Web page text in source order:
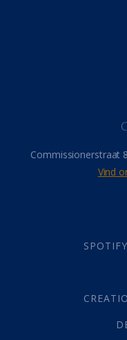
Gebed
God(392)
Commissionerstraat
Vind